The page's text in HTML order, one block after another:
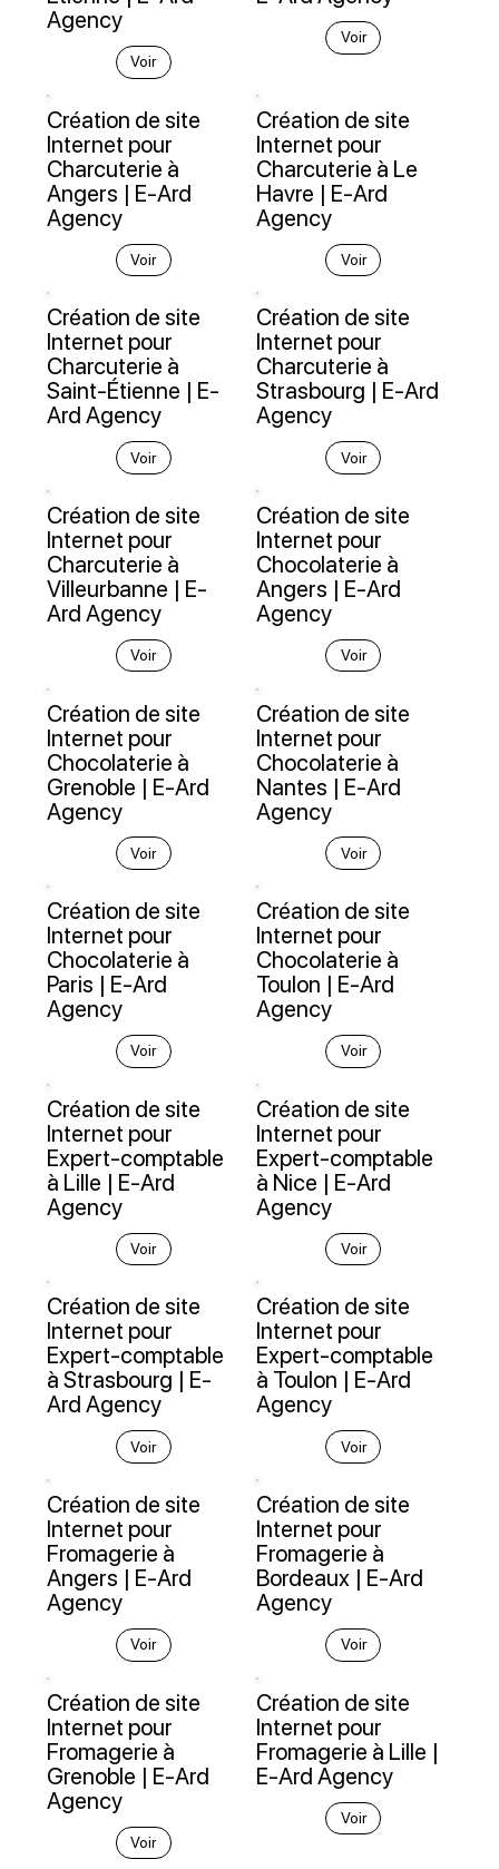
Agency
Voir
Voir
Création de site
Internet pour
Charcuterie à
Angers | E-Ard
Agency
Voir
Création de site
Internet pour
Charcuterie à Le
Havre | E-Ard
Agency
Voir
Création de site
Internet pour
Charcuterie à
Saint-Étienne | E-
Ard Agency
Voir
Création de site
Internet pour
Charcuterie à
Strasbourg | E-Ard
Agency
Voir
Création de site
Internet pour
Charcuterie à
Villeurbanne | E-
Ard Agency
Voir
Création de site
Internet pour
Chocolaterie à
Angers | E-Ard
Agency
Voir
Création de site
Internet pour
Chocolaterie à
Grenoble | E-Ard
Agency
Voir
Création de site
Internet pour
Chocolaterie à
Nantes | E-Ard
Agency
Voir
Création de site
Internet pour
Chocolaterie à
Paris | E-Ard
Agency
Voir
Création de site
Internet pour
Chocolaterie à
Toulon | E-Ard
Agency
Voir
Création de site
Internet pour
Expert-comptable
à Lille | E-Ard
Agency
Voir
Création de site
Internet pour
Expert-comptable
à Nice | E-Ard
Agency
Voir
Création de site
Internet pour
Expert-comptable
à Strasbourg | E-
Ard Agency
Voir
Création de site
Internet pour
Expert-comptable
à Toulon | E-Ard
Agency
Voir
Création de site
Internet pour
Fromagerie à
Angers | E-Ard
Agency
Voir
Création de site
Internet pour
Fromagerie à
Bordeaux | E-Ard
Agency
Voir
Création de site
Internet pour
Fromagerie à
Grenoble | E-Ard
Agency
Voir
Création de site
Internet pour
Fromagerie à Lille |
E-Ard Agency
Voir